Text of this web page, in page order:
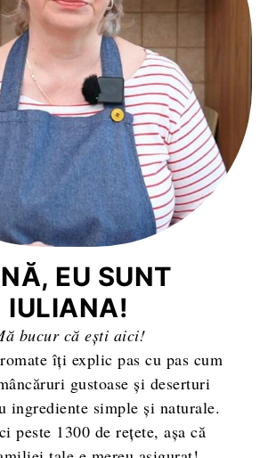
EU SUNT
IULIANA!
bucur că ești aici!
îți explic pas cu pas cum
gustoase și deserturi
ingrediente simple și naturale.
peste 1300 de rețete, așa că